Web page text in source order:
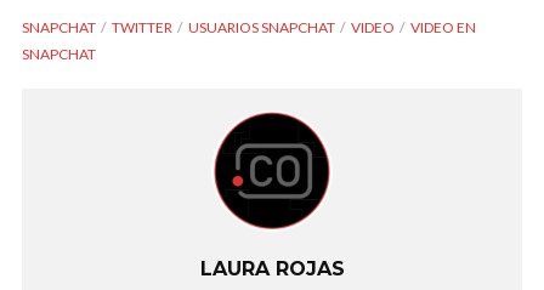
SNAPCHAT TWITTER USUARIOS SNAPCHAT VIDEO
VIDEO EN
SNAPCHAT
LAURA ROJAS